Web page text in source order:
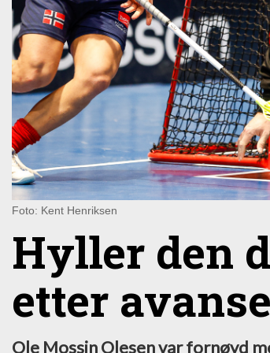
Foto: Kent Henriksen
Hyller den
etter
Ole Mossin Olesen var fornøyd